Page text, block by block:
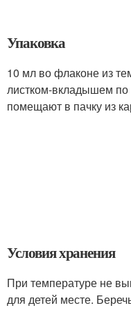
Упаковка
10 мл во флаконе из
листком-вкладышем
помещают в пачку из
Условия хранения
При температуре не
для детей месте.